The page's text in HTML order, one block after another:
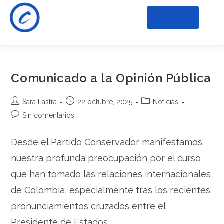
Comunicado a la Opinión Pública
Sara Lastra 22 octubre, 2025
Noticias
Sin comentarios
Desde el Partido Conservador manifestamos
nuestra profunda preocupación por el curso
que han tomado las relaciones internacionales
de Colombia, especialmente tras los recientes
pronunciamientos cruzados entre el